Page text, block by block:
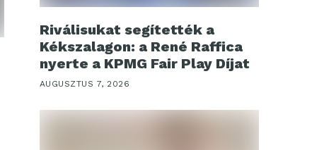
Riválisukat segítették a
Kékszalagon: a René Raffica
nyerte a KPMG Fair Play Díjat
AUGUSZTUS 7, 2026